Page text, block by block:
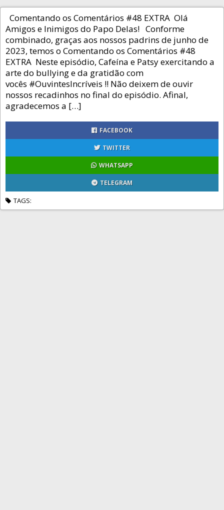
Comentando os Comentários #48 EXTRA Olá
Amigos e Inimigos do Papo Delas! Conforme
combinado, graças aos nossos padrins de junho de
2023, temos o Comentando os Comentários #48
EXTRA Neste episódio, Cafeína e Patsy exercitando a
arte do bullying e da gratidão com
vocês #OuvintesIncríveis !! Não deixem de ouvir
nossos recadinhos no final do episódio. Afinal,
agradecemos a […]
FACEBOOK
TWITTER
WHATSAPP
TELEGRAM
TAGS: